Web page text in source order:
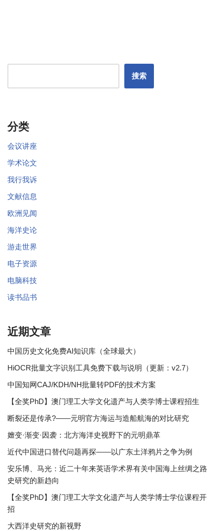
搜索
分类
会议讲座
学术论文
我行我诉
文献信息
欧洲见闻
海洋史论
游走世界
电子资源
电脑科技
读书品书
近期文章
中国历史文化免费AI知识库（全球最大）
HiOCR批量文字识别工具免费下载与说明（更新：v2.7）
中国知网CAJ/KDH/NH批量转PDF的技术方案
【全奖PhD】澳门理工大学文化遗产与人类学博士课程招生
断裂还是传承?——元明官方海运与造船航海的对比研究
嬗变·渐变·因袭：北方海洋史视野下的元明鼎革
近代中国进口替代问题再探——以广东土洋鸦片之争为例
安乐博、马光：近二十年来英语学术界有关中国海上丝绸之路
史研究的新趋向
【全奖PhD】澳门理工大学文化遗产与人类学博士学位课程开
招
大西洋史研究的新视野